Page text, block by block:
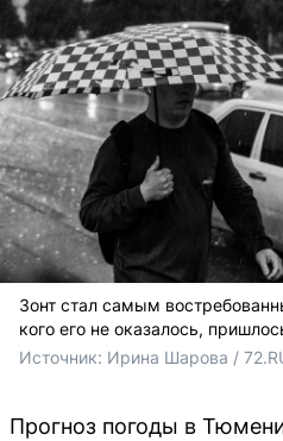
Зонт стал самым
кого его не оказалось,
Источник: Ирина Шарова /
Прогноз погоды в